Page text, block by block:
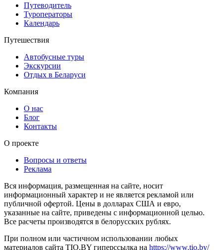
Путеводитель
Туроператоры
Календарь
Путешествия
Автобусные туры
Экскурсии
Отдых в Беларуси
Компания
О нас
Блог
Контакты
О проекте
Вопросы и ответы
Реклама
Вся информация, размещенная на сайте, носит
информационный характер и не является рекламой или
публичной офертой. Цены в долларах США и евро,
указанные на сайте, приведены с информационной целью.
Все расчеты производятся в белорусских рублях.
При полном или частичном использовании любых
материалов сайта TIO.BY гиперссылка на https://www.tio.by/